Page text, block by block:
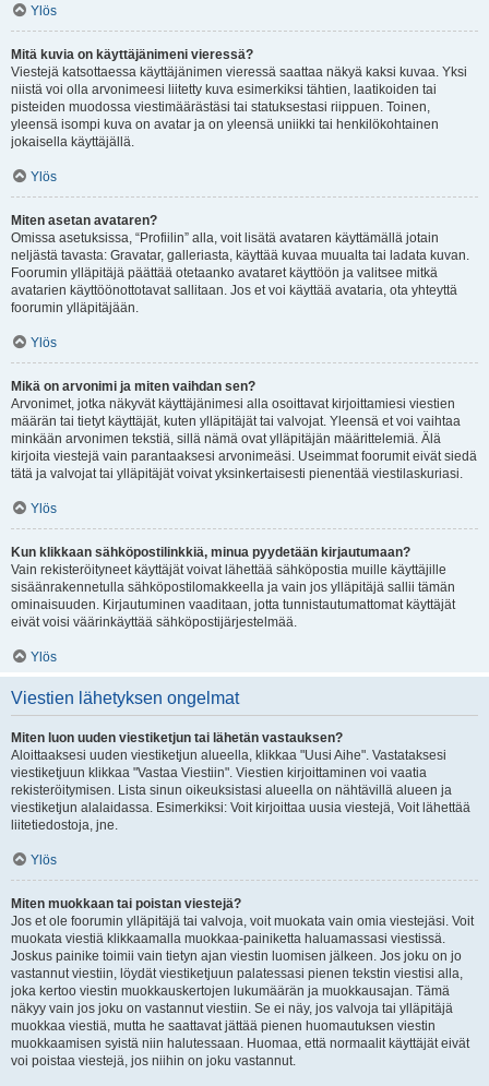
Ylös
Mitä kuvia on käyttäjänimeni vieressä?
Viestejä katsottaessa käyttäjänimen vieressä saattaa näkyä kaksi kuvaa. Yksi
niistä voi olla arvonimeesi liitetty kuva esimerkiksi tähtien, laatikoiden tai
pisteiden muodossa viestimäärästäsi tai statuksestasi riippuen. Toinen,
yleensä isompi kuva on avatar ja on yleensä uniikki tai henkilökohtainen
jokaisella käyttäjällä.
Ylös
Miten asetan avataren?
Omissa asetuksissa, “Profiilin” alla, voit lisätä avataren käyttämällä jotain
neljästä tavasta: Gravatar, galleriasta, käyttää kuvaa muualta tai ladata kuvan.
Foorumin ylläpitäjä päättää otetaanko avataret käyttöön ja valitsee mitkä
avatarien käyttöönottotavat sallitaan. Jos et voi käyttää avataria, ota yhteyttä
foorumin ylläpitäjään.
Ylös
Mikä on arvonimi ja miten vaihdan sen?
Arvonimet, jotka näkyvät käyttäjänimesi alla osoittavat kirjoittamiesi viestien
määrän tai tietyt käyttäjät, kuten ylläpitäjät tai valvojat. Yleensä et voi vaihtaa
minkään arvonimen tekstiä, sillä nämä ovat ylläpitäjän määrittelemiä. Älä
kirjoita viestejä vain parantaaksesi arvonimeäsi. Useimmat foorumit eivät siedä
tätä ja valvojat tai ylläpitäjät voivat yksinkertaisesti pienentää viestilaskuriasi.
Ylös
Kun klikkaan sähköpostilinkkiä, minua pyydetään kirjautumaan?
Vain rekisteröityneet käyttäjät voivat lähettää sähköpostia muille käyttäjille
sisäänrakennetulla sähköpostilomakkeella ja vain jos ylläpitäjä sallii tämän
ominaisuuden. Kirjautuminen vaaditaan, jotta tunnistautumattomat käyttäjät
eivät voisi väärinkäyttää sähköpostijärjestelmää.
Ylös
Viestien lähetyksen ongelmat
Miten luon uuden viestiketjun tai lähetän vastauksen?
Aloittaaksesi uuden viestiketjun alueella, klikkaa "Uusi Aihe". Vastataksesi
viestiketjuun klikkaa "Vastaa Viestiin". Viestien kirjoittaminen voi vaatia
rekisteröitymisen. Lista sinun oikeuksistasi alueella on nähtävillä alueen ja
viestiketjun alalaidassa. Esimerkiksi: Voit kirjoittaa uusia viestejä, Voit lähettää
liitetiedostoja, jne.
Ylös
Miten muokkaan tai poistan viestejä?
Jos et ole foorumin ylläpitäjä tai valvoja, voit muokata vain omia viestejäsi. Voit
muokata viestiä klikkaamalla muokkaa-painiketta haluamassasi viestissä.
Joskus painike toimii vain tietyn ajan viestin luomisen jälkeen. Jos joku on jo
vastannut viestiin, löydät viestiketjuun palatessasi pienen tekstin viestisi alla,
joka kertoo viestin muokkauskertojen lukumäärän ja muokkausajan. Tämä
näkyy vain jos joku on vastannut viestiin. Se ei näy, jos valvoja tai ylläpitäjä
muokkaa viestiä, mutta he saattavat jättää pienen huomautuksen viestin
muokkaamisen syistä niin halutessaan. Huomaa, että normaalit käyttäjät eivät
voi poistaa viestejä, jos niihin on joku vastannut.